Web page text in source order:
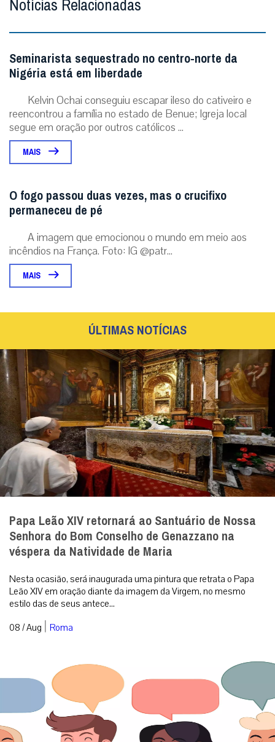
Seminarista sequestrado no centro-norte da
Nigéria está em liberdade
Kelvin Ochai conseguiu escapar ileso do cativeiro e
reencontrou a família no estado de Benue; Igreja local
segue em oração por outros católicos ...
MAIS
O fogo passou duas vezes, mas o crucifixo
permaneceu de pé
A imagem que emocionou o mundo em meio aos
incêndios na França. Foto: IG @patr...
MAIS
ÚLTIMAS NOTÍCIAS
Papa Leão XIV retornará ao Santuário de Nossa
Senhora do Bom Conselho de Genazzano na
véspera da Natividade de Maria
Nesta ocasião, será inaugurada uma pintura que retrata o Papa
Leão XIV em oração diante da imagem da Virgem, no mesmo
estilo das de seus antece...
08 / Aug | Roma